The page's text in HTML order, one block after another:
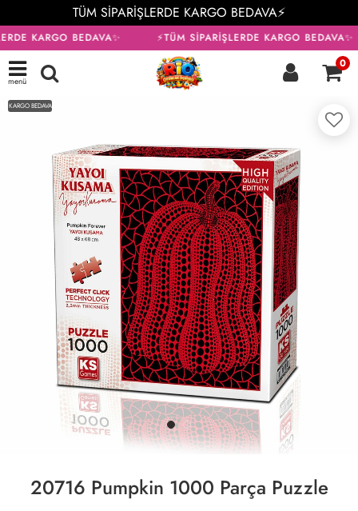
TÜM SİPARİŞLERDE KARGO BEDAVA⚡
KARGO BEDAVA✨ ⚡TÜM SİPARİŞLERDE KARGO BEDAVA✨
menü
0
KARGO BEDAVA
20716 Pumpkin 1000 Parça Puzzle